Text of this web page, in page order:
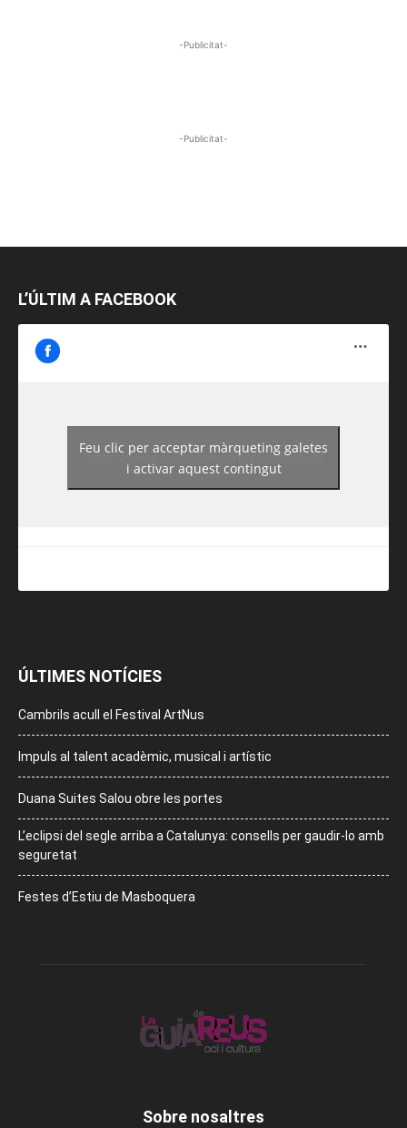
-Publicitat-
-Publicitat-
L’ÚLTIM A FACEBOOK
https://www.facebook.com/guiadereus/
Feu clic per acceptar màrqueting galetes
i activar aquest contingut
ÚLTIMES NOTÍCIES
Cambrils acull el Festival ArtNus
Impuls al talent acadèmic, musical i artístic
Duana Suites Salou obre les portes
L’eclipsi del segle arriba a Catalunya: consells per gaudir-lo amb
seguretat
Festes d’Estiu de Masboquera
Sobre nosaltres